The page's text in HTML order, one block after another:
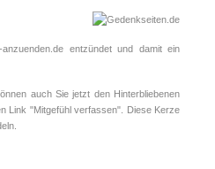
entzündet und damit ein
auch Sie jetzt den Hinterbliebenen
Link "Mitgefühl verfassen". Diese Kerze